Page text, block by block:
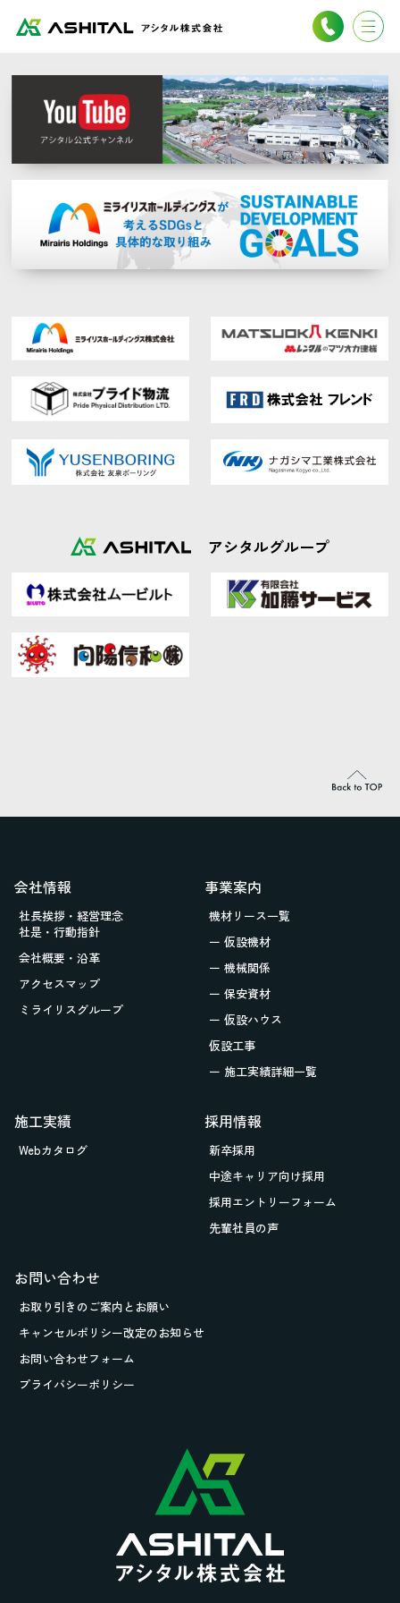
アシタルグループ
会社情報
社長挨拶・経営理念
社是・行動指針
会社概要・沿革
アクセスマップ
ミライリスグループ
事業案内
機材リース一覧
ー 仮設機材
ー 機械関係
ー 保安資材
ー 仮設ハウス
仮設工事
ー 施工実績詳細一覧
施工実績
Webカタログ
採用情報
新卒採用
中途キャリア向け採用
採用エントリーフォーム
先輩社員の声
お問い合わせ
お取り引きのご案内とお願い
キャンセルポリシー改定のお知らせ
お問い合わせフォーム
プライバシーポリシー